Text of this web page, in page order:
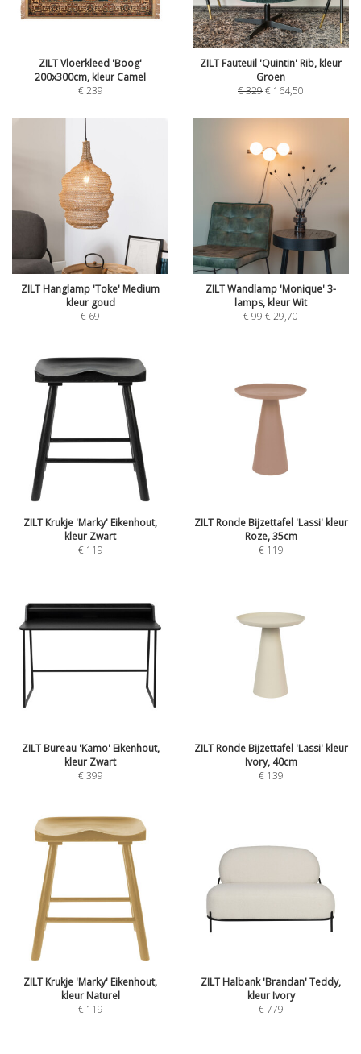
ZILT Vloerkleed 'Boog'
200x300cm, kleur Camel
€239
ZILT Fauteuil 'Quintin' Rib, kleur
Groen
€329€ 164,50
ZILT Hanglamp 'Toke' Medium
kleur goud
€ 69
ZILT Wandlamp 'Monique' 3-
lamps, kleur Wit
€99€29,70
ZILT Krukje 'Marky' Eikenhout,
kleur Zwart
€ 119
ZILT Ronde Bijzettafel 'Lassi' kleur
Roze, 35cm
€ 119
ZILT Bureau 'Kamo' Eikenhout,
kleur Zwart
€399
ZILT Ronde Bijzettafel 'Lassi' kleur
Ivory, 40cm
€ 139
ZILT Krukje 'Marky' Eikenhout,
kleur Naturel
€ 119
ZILT Halbank 'Brandan' Teddy,
kleur Ivory
€779